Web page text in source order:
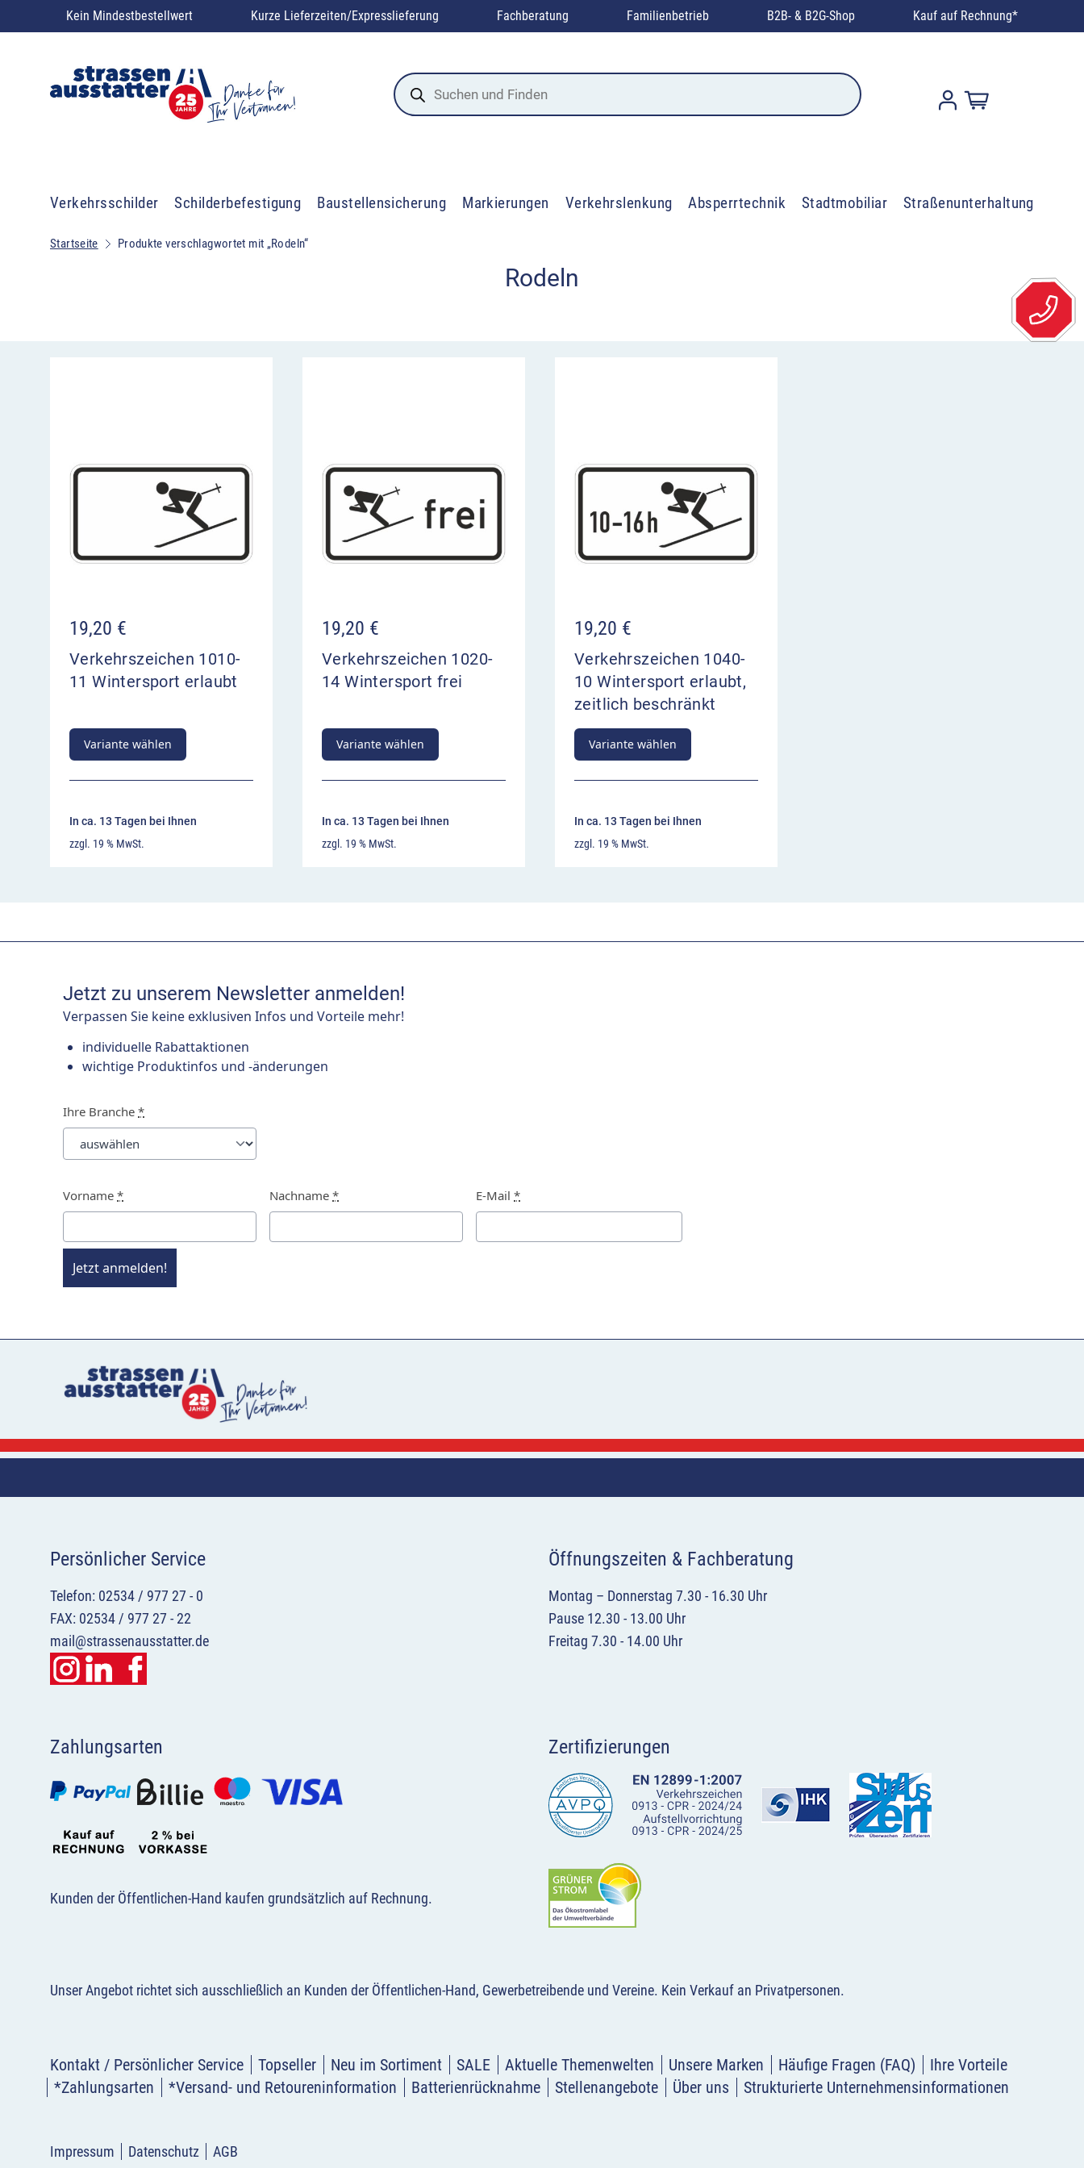
Kein Mindestbestellwert Kurze Lieferzeiten/Expresslieferung Fachberatung Familienbetrieb B2B- & B2G-Shop Kauf auf Rechnung*
Products
search
Verkehrsschilder Schilderbefestigung Baustellensicherung Markierungen Verkehrslenkung Absperrtechnik Stadtmobiliar Straßenunterhaltung
Startseite Produkte verschlagwortet mit „Rodeln“
Rodeln
19,20 €
Verkehrszeichen 1010-
11 Wintersport erlaubt
Variante wählen
In ca. 13 Tagen bei Ihnen
zzgl. 19 % MwSt.
19,20 €
Verkehrszeichen 1020-
14 Wintersport frei
Variante wählen
In ca. 13 Tagen bei Ihnen
zzgl. 19 % MwSt.
19,20 €
Verkehrszeichen 1040-
10 Wintersport erlaubt,
zeitlich beschränkt
Variante wählen
In ca. 13 Tagen bei Ihnen
zzgl. 19 % MwSt.
Jetzt zu unserem Newsletter anmelden!
Verpassen Sie keine exklusiven Infos und Vorteile mehr!
individuelle Rabattaktionen
wichtige Produktinfos und -änderungen
Ihre Branche *
Vorname * Nachname * E-Mail *
Jetzt anmelden!
Persönlicher Service
Telefon: 02534 / 977 27 - 0
FAX: 02534 / 977 27 - 22
mail@strassenausstatter.de
Öffnungszeiten & Fachberatung
Montag – Donnerstag 7.30 - 16.30 Uhr
Pause 12.30 - 13.00 Uhr
Freitag 7.30 - 14.00 Uhr
Zahlungsarten
Kunden der Öffentlichen-Hand kaufen grundsätzlich auf Rechnung.
Zertifizierungen
Unser Angebot richtet sich ausschließlich an Kunden der Öffentlichen-Hand, Gewerbetreibende und Vereine. Kein Verkauf an Privatpersonen.
Kontakt / Persönlicher Service Topseller Neu im Sortiment SALE Aktuelle Themenwelten Unsere Marken Häufige Fragen (FAQ)
Ihre Vorteile
*Zahlungsarten
*Versand- und Retoureninformation Batterienrücknahme Stellenangebote Über uns Strukturierte Unternehmensinformationen
Impressum Datenschutz AGB